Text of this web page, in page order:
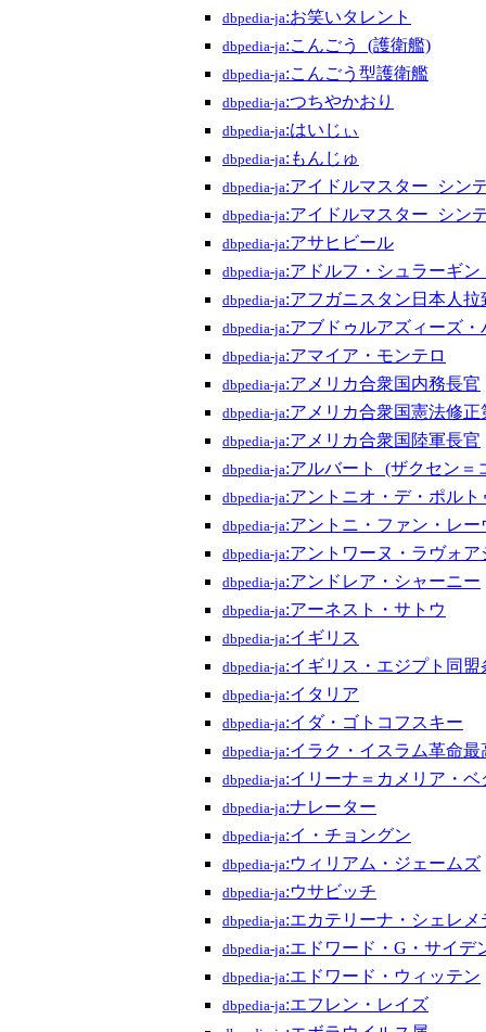
dbpedia-ja:お笑いタレント
dbpedia-ja:こんごう_(護衛艦)
dbpedia-ja:こんごう型護衛艦
dbpedia-ja:つちやかおり
dbpedia-ja:はいじぃ
dbpedia-ja:もんじゅ
dbpedia-ja:アイドルマスター_シン
dbpedia-ja:アイドルマスター_シン
dbpedia-ja:アサヒビール
dbpedia-ja:アドルフ・シュラーギン
dbpedia-ja:アフガニスタン日本人拉
dbpedia-ja:アブドゥルアズィーズ・
dbpedia-ja:アマイア・モンテロ
dbpedia-ja:アメリカ合衆国内務長官
dbpedia-ja:アメリカ合衆国憲法修正
dbpedia-ja:アメリカ合衆国陸軍長官
dbpedia-ja:アルバート_(ザクセン
dbpedia-ja:アントニオ・デ・ポルト
dbpedia-ja:アントニ・ファン・レ
dbpedia-ja:アントワーヌ・ラヴォア
dbpedia-ja:アンドレア・シャーニー
dbpedia-ja:アーネスト・サトウ
dbpedia-ja:イギリス
dbpedia-ja:イギリス・エジプト同盟
dbpedia-ja:イタリア
dbpedia-ja:イダ・ゴトコフスキー
dbpedia-ja:イラク・イスラム革命最
dbpedia-ja:イリーナ＝カメリア・ベ
dbpedia-ja:ナレーター
dbpedia-ja:イ・チョングン
dbpedia-ja:ウィリアム・ジェームズ
dbpedia-ja:ウサビッチ
dbpedia-ja:エカテリーナ・シェレメ
dbpedia-ja:エドワード・G・サイデ
dbpedia-ja:エドワード・ウィッテン
dbpedia-ja:エフレン・レイズ